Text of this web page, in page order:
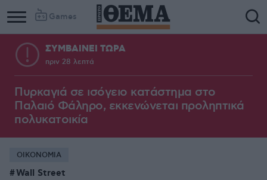
Games
ΣΥΜΒΑΙΝΕΙ ΤΩΡΑ
πριν 28 λεπτά
Πυρκαγιά σε ισόγειο κατάστημα στο
Παλαιό Φάληρο, εκκενώνεται προληπτικά
πολυκατοικία
ΟΙΚΟΝΟΜΙΑ
Wall Street